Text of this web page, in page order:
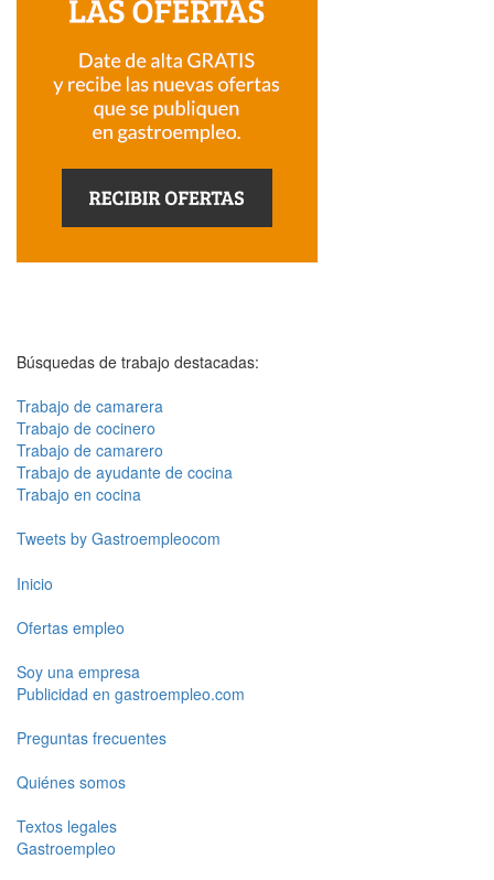
Búsquedas de trabajo destacadas:
Trabajo de camarera
Trabajo de cocinero
Trabajo de camarero
Trabajo de ayudante de cocina
Trabajo en cocina
Tweets by Gastroempleocom
Inicio
Ofertas empleo
Soy una empresa
Publicidad en gastroempleo.com
Preguntas frecuentes
Quiénes somos
Textos legales
Gastroempleo